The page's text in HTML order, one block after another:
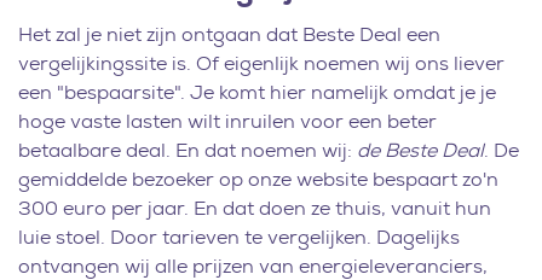
Het zal je niet zijn ontgaan dat Beste Deal een
vergelijkingssite is. Of eigenlijk noemen wij ons liever
een "bespaarsite". Je komt hier namelijk omdat je je
hoge vaste lasten wilt inruilen voor een beter
betaalbare deal. En dat noemen wij: de Beste Deal. De
gemiddelde bezoeker op onze website bespaart zo'n
300 euro per jaar. En dat doen ze thuis, vanuit hun
luie stoel. Door tarieven te vergelijken. Dagelijks
ontvangen wij alle prijzen van energieleveranciers,